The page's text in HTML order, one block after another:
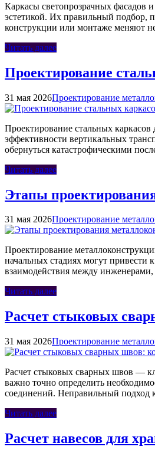
Каркасы светопрозрачных фасадов
эстетикой. Их правильный подбор,
конструкции или монтаже меняют
Читать далее
Проектирование
31 мая 2026Проектирование
Проектирование стальных
эффективности вертикальных
обернуться катастрофическими
Читать далее
Этапы
31 мая 2026Проектирование
Проектирование
начальных стадиях могут
взаимодействия между
Читать далее
Расчет стыковых
31 мая 2026Проектирование
Расчет стыковых сварных швов —
важно точно определить
соединений. Неправильный подход
Читать далее
Расчет навесов для